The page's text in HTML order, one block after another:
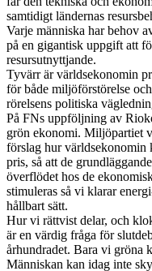
samtidigt ländernas
Varje människa har behov
på en gigantisk uppgift att
resursutnyttjande.
Tyvärr är världsekonomin
för både miljöförstörelse
rörelsens politiska
På FNs uppföljning av
grön ekonomi. Miljöpartiet
förslag hur världsekonomin
pris, så att de
överflödet hos de
stimuleras så vi klarar
hållbart sätt.
Hur vi rättvist delar, och
är en värdig fråga för
århundradet. Bara vi gröna
Människan kan idag inte